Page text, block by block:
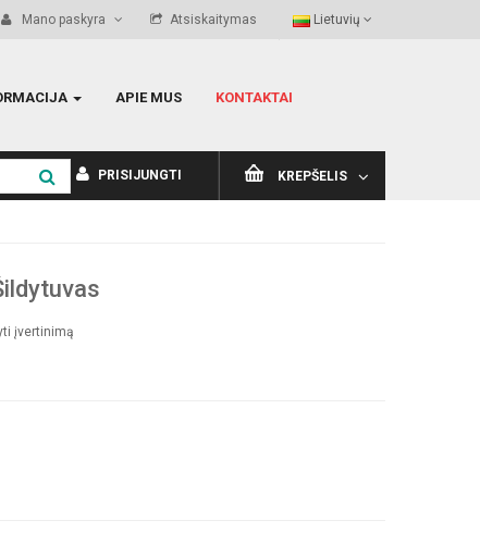
Mano paskyra Atsiskaitymas Lietuvių
APIE MUS KONTAKTAI
KREPŠELIS
PRISIJUNGTI
įvertinimą